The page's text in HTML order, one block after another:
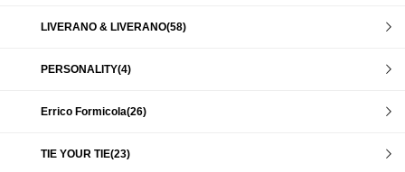
LIVERANO & LIVERANO(58)
PERSONALITY(4)
Errico Formicola(26)
TIE YOUR TIE(23)